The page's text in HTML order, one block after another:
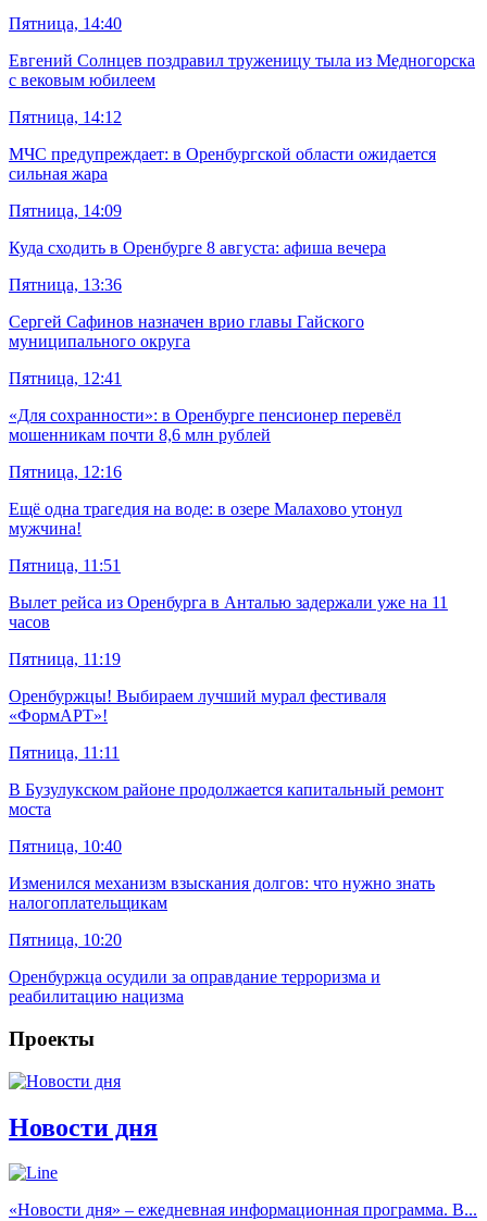
Пятница, 14:40
Евгений Солнцев поздравил труженицу тыла из Медногорска
с вековым юбилеем
Пятница, 14:12
МЧС предупреждает: в Оренбургской области ожидается
сильная жара
Пятница, 14:09
Куда сходить в Оренбурге 8 августа: афиша вечера
Пятница, 13:36
Сергей Сафинов назначен врио главы Гайского
муниципального округа
Пятница, 12:41
«Для сохранности»: в Оренбурге пенсионер перевёл
мошенникам почти 8,6 млн рублей
Пятница, 12:16
Ещё одна трагедия на воде: в озере Малахово утонул
мужчина!
Пятница, 11:51
Вылет рейса из Оренбурга в Анталью задержали уже на 11
часов
Пятница, 11:19
Оренбуржцы! Выбираем лучший мурал фестиваля
«ФормАРТ»!
Пятница, 11:11
В Бузулукском районе продолжается капитальный ремонт
моста
Пятница, 10:40
Изменился механизм взыскания долгов: что нужно знать
налогоплательщикам
Пятница, 10:20
Оренбуржца осудили за оправдание терроризма и
реабилитацию нацизма
Проекты
Новости дня
«Новости дня» – ежедневная информационная программа. В...